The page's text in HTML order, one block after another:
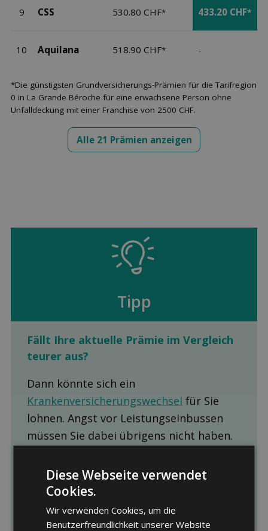
9 CSS 530.80 CHF* 433.20 CHF*
10 Aquilana 518.90 CHF* -
*Die günstigsten Grundversicherungs-Prämien für die Tarifregion
0 in La Grande Béroche für eine erwachsene Person ohne
Unfalldeckung mit einer Franchise von 2500 CHF.
Alle 21 Prämien anzeigen
Tipp
Fällt Ihre aktuelle Prämie im Ver­gleich
teurer aus?
Dann könnte sich ein
Krankenversicherungswechsel für Sie
lohnen. Angst vor Leistungseinbussen
müssen Sie dabei übrigens nicht haben.
sind gesetzlich vorgegeben und daher
bei allen Krankenkassen, Modellen und
Franchisen identisch.
Diese Webseite verwendet
Cookies.
Wir verwenden Cookies, um die
Benutzerfreundlichkeit unserer Website